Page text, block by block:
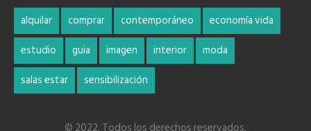
alquilar comprar contemporáneo
economía vida
estudio
guia imagen interior
moda
salas estar
sensibilización